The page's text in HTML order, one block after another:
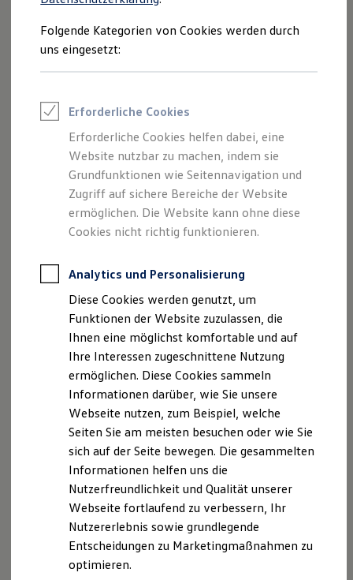
Kurier, Logistik & Handel
Feuerwehr
Rettungsdienste
ONE Business ID Vorteile
Fahrzeugsuche & Marktplatz
Digitaler Marktplatz
Kauf & Finanzierung
Online-Fahrzeugbewertung
Aktionen & Angebote
E-Auto-Förderung
Für Privatkunden
Für Gewerbekunden
Profi Paket
TopDeal
Zertifizierte Gebrauchtwagen
Für Privatkunden
Für Gewerbekunden
Leasing
Für Privatkunden
Für Gewerbekunden
Versicherungen & Garantien
Garantien
Kfz-Versicherung für Nutzfahrzeuge
Restschuldversicherung
Wartungsverträge
Besitzer & Service
Reparatur & Service
Sommer-Special
Reparatur, Pflege & Inspektion
Servicetermin anfragen
Service-Vorteile bei Volkswagen Nutzfahrzeuge
ServicePlus
Economy Service
Räder & Reifen Service
Ersatzfahrzeuge
und Angeboten, die auf dieser Webseite
speziell aufgeführt sind.
Impressum
Datenschutzerklärung
Impressum
Römershager Str. 2
97769 Bad Brückenau
Telefonnummer: 09741/9133-0
Faxnummer: 09741/9133-99
info@autohaus-loehmer.de
Umsatzst.-ID-Nr.: DE 228/144/966
Registergericht: Schweinfurt HR A 32 64
Steuer-Nr.: 205/167/51305
Geschäftsführer: Anton Löhmer
Folgende Kategorien von Cookies werden durch
uns eingesetzt:
Erforderliche Cookies
Erforderliche Cookies helfen dabei, eine
Website nutzbar zu machen, indem sie
Grundfunktionen wie Seitennavigation und
Zugriff auf sichere Bereiche der Website
ermöglichen. Die Website kann ohne diese
Cookies nicht richtig funktionieren.
Analytics und Personalisierung
Diese Cookies werden genutzt, um
Funktionen der Website zuzulassen, die
Ihnen eine möglichst komfortable und auf
Ihre Interessen zugeschnittene Nutzung
ermöglichen. Diese Cookies sammeln
Informationen darüber, wie Sie unsere
Webseite nutzen, zum Beispiel, welche
Seiten Sie am meisten besuchen oder wie Sie
sich auf der Seite bewegen. Die gesammelten
Informationen helfen uns die
Nutzerfreundlichkeit und Qualität unserer
Webseite fortlaufend zu verbessern, Ihr
Nutzererlebnis sowie grundlegende
Entscheidungen zu Marketingmaßnahmen zu
optimieren.